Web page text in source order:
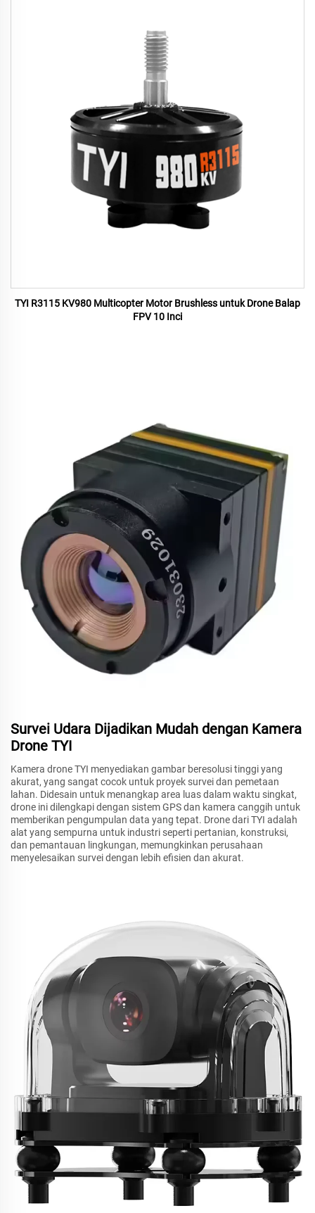
TYI R3115 KV980 Multicopter Motor Brushless untuk Drone Balap
FPV 10 Inci
Survei Udara Dijadikan Mudah dengan Kamera
Drone TYI
Kamera drone TYI menyediakan gambar beresolusi tinggi yang
akurat, yang sangat cocok untuk proyek survei dan pemetaan
lahan. Didesain untuk menangkap area luas dalam waktu singkat,
drone ini dilengkapi dengan sistem GPS dan kamera canggih untuk
memberikan pengumpulan data yang tepat. Drone dari TYI adalah
alat yang sempurna untuk industri seperti pertanian, konstruksi,
dan pemantauan lingkungan, memungkinkan perusahaan
menyelesaikan survei dengan lebih efisien dan akurat.